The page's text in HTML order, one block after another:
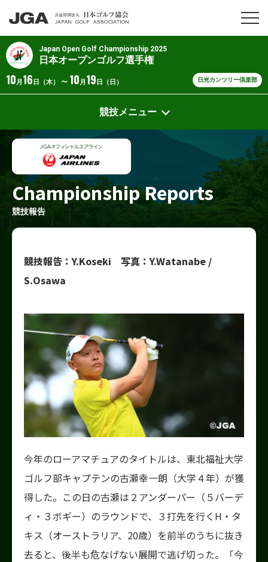
Japan Open Golf Championship 2025
日本オープンゴルフ選手権
10 月 16 日（木） 〜 10 月 19 日（日） 日光カンツリー倶楽部
競技メニュー
Championship Reports
競技報告
競技報告：Y.Koseki 写真：Y.Watanabe /
S.Osawa
今年のローアマチュアのタイトルは、東北福祉大学
ゴルフ部キャプテンの古瀬幸一朗（大学４年）が獲
得した。この日の古瀬は２アンダーパー（５バーデ
ィ・３ボギー）のラウンドで、３打先を行くH・タ
キス（オーストラリア、20歳）を前半のうちに抜き
去ると、後半も危なげない展開で逃げ切った。「今